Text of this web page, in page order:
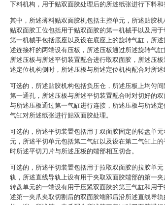
下料机构，用于贴双面胶处理后的所述纸张进行下料和
其中，所述薄料贴双面胶机包括主控单元，所述贴胶
贴双面胶工位包括用于贴双面胶的第一机械手以及用
第一机械手包括底座以及设在底座上的旋转气缸，所
述连接杆的两端设有压板，所述压板通过所述旋转气缸
所述压板与所述平切装置配合进行取双面胶，所述压
述定位机构侧时，所述压板与所述定位机构配合对所述
可选的，所述贴胶机构包括负压仓，所述压板上均匀
第一通孔，所述压板与所述平切装置配合时对切好的
与所述压板通过第一气缸进行连接，所述压板与所述
气缸对所述纸张进行贴双面胶处理。
可选的，所述平切装置包括用于双面胶固定的转盘单
元，所述平切单元包括第二气缸以及设在第二气缸上
时所述平切刀片与所述压板的端部相互切合。
可选的，所述平切装置包括用于拉取双面胶的拉胶单
轨，所述直线导轨上设有用于夹取双面胶端部的第一
转盘单元的一端设有用于压紧双面胶的第三气缸和用
述第一夹爪夹取切割后的双面胶端部后沿所述直线导